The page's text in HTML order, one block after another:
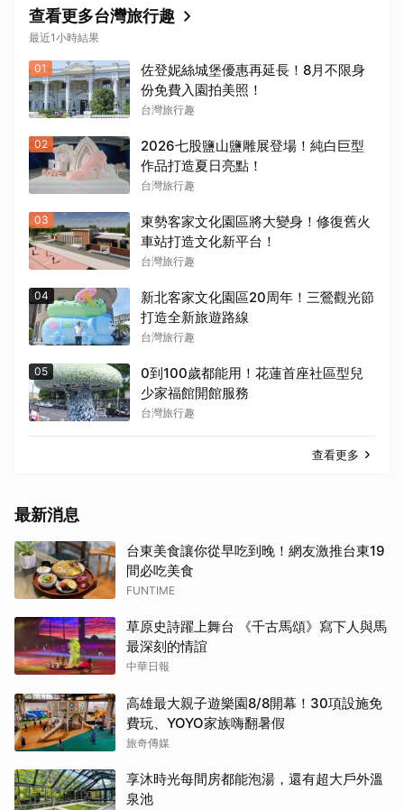
查看更多台灣旅行趣
最近1小時結果
01
佐登妮絲城堡優惠再延長！8月不限身
份免費入園拍美照！
台灣旅行趣
02
2026七股鹽山鹽雕展登場！純白巨型
作品打造夏日亮點！
台灣旅行趣
03
東勢客家文化園區將大變身！修復舊火
車站打造文化新平台！
台灣旅行趣
04
新北客家文化園區20周年！三鶯觀光節
打造全新旅遊路線
台灣旅行趣
05
0到100歲都能用！花蓮首座社區型兒
少家福館開館服務
台灣旅行趣
查看更多
最新消息
台東美食讓你從早吃到晚！網友激推台東19
間必吃美食
FUNTIME
草原史詩躍上舞台 《千古馬頌》寫下人與馬
最深刻的情誼
中華日報
高雄最大親子遊樂園8/8開幕！30項設施免
費玩、YOYO家族嗨翻暑假
旅奇傳媒
享沐時光每間房都能泡湯，還有超大戶外溫
泉池